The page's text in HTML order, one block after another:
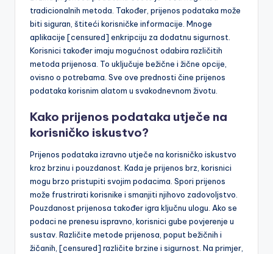
tradicionalnih metoda. Također, prijenos podataka može
biti siguran, štiteći korisničke informacije. Mnoge
aplikacije [censured] enkripciju za dodatnu sigurnost.
Korisnici također imaju mogućnost odabira različitih
metoda prijenosa. To uključuje bežične i žične opcije,
ovisno o potrebama. Sve ove prednosti čine prijenos
podataka korisnim alatom u svakodnevnom životu.
Kako prijenos podataka utječe na
korisničko iskustvo?
Prijenos podataka izravno utječe na korisničko iskustvo
kroz brzinu i pouzdanost. Kada je prijenos brz, korisnici
mogu brzo pristupiti svojim podacima. Spori prijenos
može frustrirati korisnike i smanjiti njihovo zadovoljstvo.
Pouzdanost prijenosa također igra ključnu ulogu. Ako se
podaci ne prenesu ispravno, korisnici gube povjerenje u
sustav. Različite metode prijenosa, poput bežičnih i
žičanih, [censured] različite brzine i sigurnost. Na primjer,